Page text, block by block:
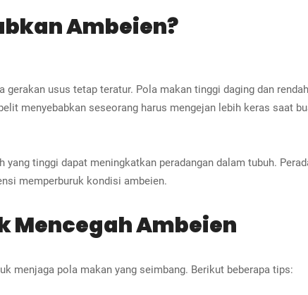
Ambeien?
gerakan usus tetap teratur. Pola makan tinggi daging dan
menyebabkan seseorang harus mengejan lebih keras saat
tinggi dapat meningkatkan peradangan dalam tubuh.
memperburuk kondisi ambeien.
Mencegah Ambeien
menjaga pola makan yang seimbang. Berikut beberapa tips: